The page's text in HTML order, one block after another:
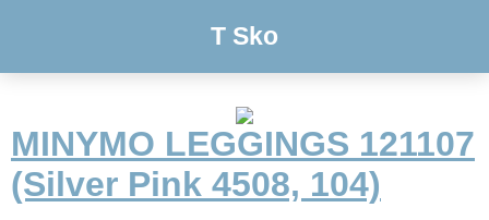
T Sko
MINYMO LEGGINGS 121107
(Silver Pink 4508, 104)